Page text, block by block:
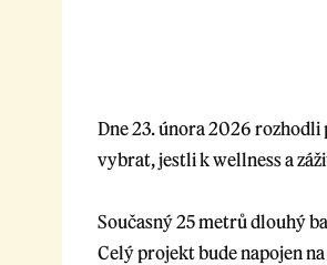
Dne 23. února 2026 rozhodli
vybrat, jestli k wellness a
Současný 25 metrů dlouhý
Celý projekt bude napojen